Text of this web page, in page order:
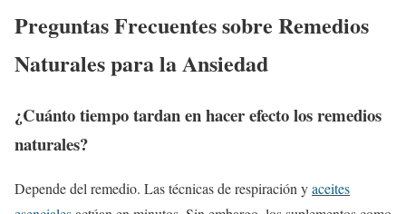
Preguntas Frecuentes sobre Remedios
Naturales para la Ansiedad
¿Cuánto tiempo tardan en hacer efecto los remedios
naturales?
Depende del remedio. Las técnicas de respiración yaceites